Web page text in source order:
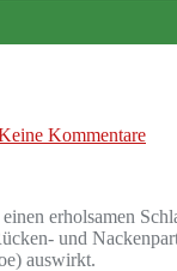
Kommentare
erholsamen
und
auswirkt.